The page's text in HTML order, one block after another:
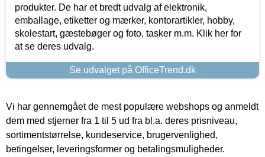
produkter. De har et bredt udvalg af elektronik,
emballage, etiketter og mærker, kontorartikler, hobby,
skolestart, gæstebøger og foto, tasker m.m. Klik her for
at se deres udvalg.
Se udvalget på OfficeTrend.dk
Vi har gennemgået de mest populære webshops og anmeldt
dem med stjerner fra 1 til 5 ud fra bl.a. deres prisniveau,
sortimentstørrelse, kundeservice, brugervenlighed,
betingelser, leveringsformer og betalingsmuligheder.